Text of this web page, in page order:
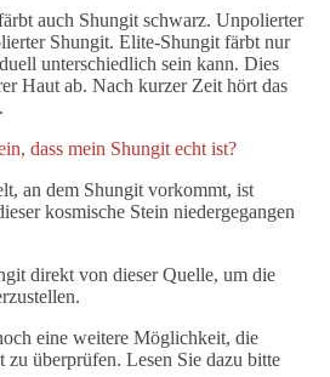
auch Shungit schwarz. Unpolierter
Shungit. Elite-Shungit färbt nur
unterschiedlich sein kann. Dies
Haut ab. Nach kurzer Zeit hört das
dass mein Shungit echt ist?
an dem Shungit vorkommt, ist
kosmische Stein niedergegangen
direkt von dieser Quelle, um die
eine weitere Möglichkeit, die
zu überprüfen. Lesen Sie dazu bitte